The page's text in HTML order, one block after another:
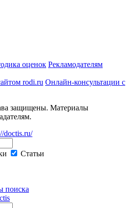
оценок Рекламодателям
rodi.ru Онлайн-консультации с
защищены. Материалы
doctis.ru/
Статьи
поиска